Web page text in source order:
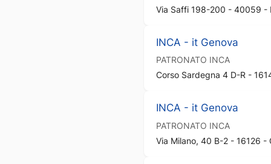
Via Saffi 198-200 - 40059 -
INCA - it Genova
PATRONATO INCA
Corso Sardegna 4 D-R -
INCA - it Genova
PATRONATO INCA
Via Milano, 40 B-2 - 16126 -